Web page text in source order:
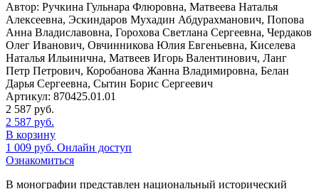
Автор: Ручкина Гульнара Флюровна, Матвеева Наталья
Алексеевна, Эскиндаров Мухадин Абдурахманович, Попова
Анна Владиславовна, Горохова Светлана Сергеевна, Чердаков
Олег Иванович, Овчинникова Юлия Евгеньевна, Киселева
Наталья Ильинична, Матвеев Игорь Валентинович, Ланг
Петр Петрович, Коробанова Жанна Владимировна, Белан
Дарья Сергеевна, Сытин Борис Сергеевич
Артикул: 870425.01.01
2 587 руб.
2 587 руб.
В корзину
1 009 руб. Онлайн доступ
Ознакомиться
В монографии представлен национальный исторический